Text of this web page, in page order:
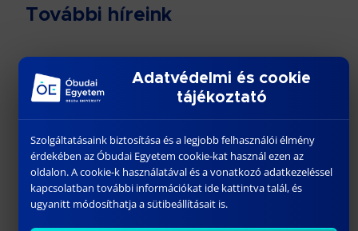
További híreink
TÓTH-BORDÁSNÉ DR. MAROSI ILDIKÓ
Adatvédelmi és cookie
tájékoztató
Szolgáltatásaink biztosítása és a legjobb felhasználói élmény
érdekében az Óbudai Egyetem cookie-kat használ ezen az
oldalon. A cookie-k használatával és a vonatkozó adatkezeléssel
kapcsolatban további információkat ide kattintva talál, és
ugyanitt módosíthatja a sütibeállításait is.